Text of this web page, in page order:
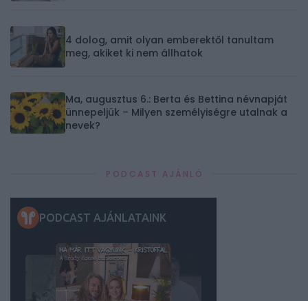
4 dolog, amit olyan emberektől tanultam
meg, akiket ki nem állhatok
Ma, augusztus 6.: Berta és Bettina névnapját
ünnepeljük – Milyen személyiségre utalnak a
nevek?
PODCAST AJÁNLÓ